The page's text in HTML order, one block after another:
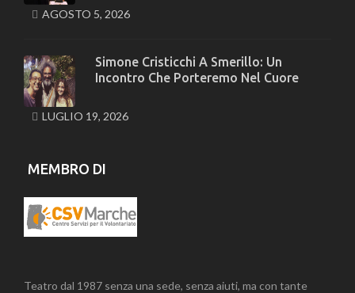
AGOSTO 5, 2026
Simone Cristicchi A Smerillo: Un
Incontro Che Porteremo Nel Cuore
LUGLIO 19, 2026
MEMBRO DI
Teatro dal 1987 senza una sede, senza aiuti, ma con tante